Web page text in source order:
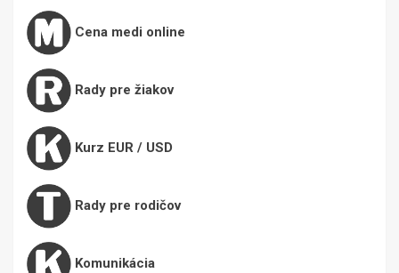
Cena medi online
Rady pre žiakov
Kurz EUR / USD
Rady pre rodičov
Komunikácia